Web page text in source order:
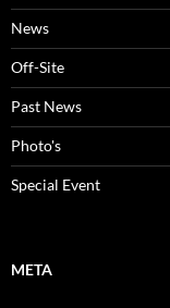
News
Off-Site
Past News
Photo's
Special Event
META